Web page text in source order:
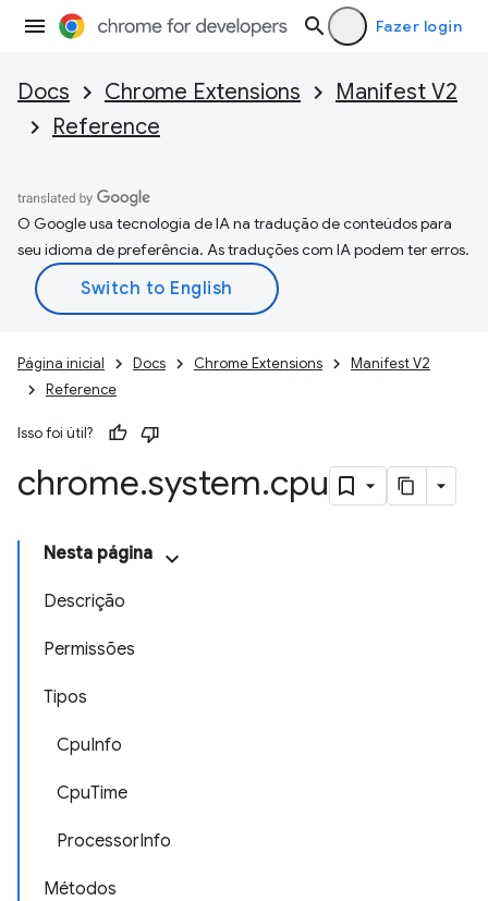
Fazer login
Docs Chrome Extensions
Manifest V2
Reference
O Google usa tecnologia de IA na tradução de conteúdos para
seu idioma de preferência. As traduções com IA podem ter erros.
Página inicial Docs Chrome Extensions
Manifest V2
Reference
Isso foi útil?
chrome.system.cpu
Nesta página
Descrição
Permissões
Tipos
CpuInfo
CpuTime
ProcessorInfo
Métodos